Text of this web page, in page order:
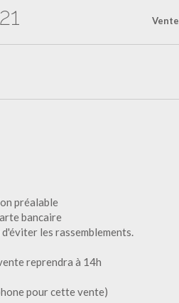
Vente
préalable
bancaire
les rassemblements.
reprendra à 14h
pour cette vente)